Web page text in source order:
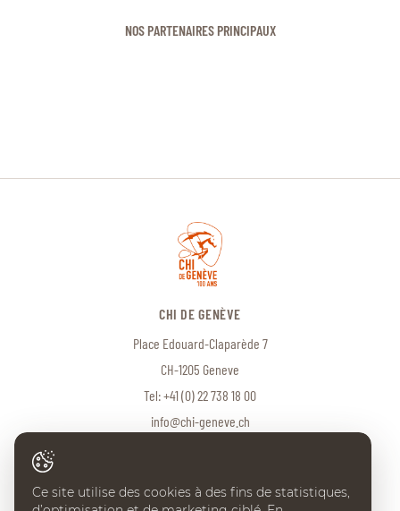
NOS PARTENAIRES PRINCIPAUX
CHI DE GENÈVE
Place Edouard-Claparède 7
CH-1205 Geneve
Tel:+41 (0) 22 738 18 00
info@chi-geneve.ch
© 2026 CHI de Genève. Tous droits réservés
Ce site utilise des cookies à des fins de statistiques,